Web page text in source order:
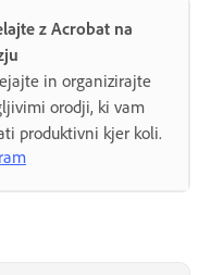
z Acrobat na
in organizirajte
orodji, ki vam
produktivni kjer koli.